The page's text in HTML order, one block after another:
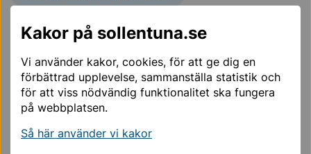
Kakor på sollentuna.se
Vi använder kakor, cookies, för att ge dig en
förbättrad upplevelse, sammanställa statistik och
för att viss nödvändig funktionalitet ska fungera
på webbplatsen.
Så här använder vi kakor
Hur ansöker jag till modersmålsundervisning?
Vilka kriterier finns för att beviljas modersmålsundervisning?
Kan mitt barn påbörja modersmålsundervisning mitt i en termin?